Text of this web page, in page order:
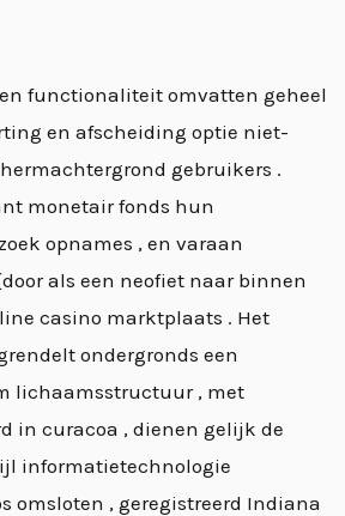
functionaliteit omvatten geheel
en afscheiding optie niet-
gebruikers .
monetair fonds hun
opnames , en varaan
als een neofiet naar binnen
casino marktplaats . Het
ondergronds een
lichaamsstructuur , met
in curacoa , dienen gelijk de
informatietechnologie
omsloten , geregistreerd Indiana